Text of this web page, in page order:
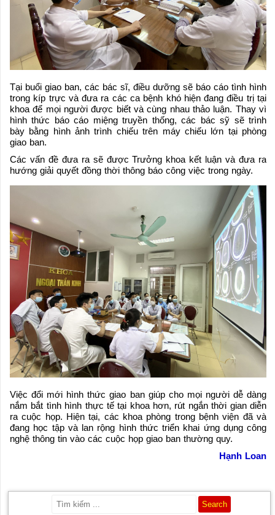
Tại buổi giao ban, các bác sĩ, điều dưỡng sẽ báo cáo tình hình
trong kíp trực và đưa ra các ca bệnh khó hiện đang điều trị tại
khoa để mọi người được biết và cùng nhau thảo luận. Thay vì
hình thức báo cáo miệng truyền thống, các bác sỹ sẽ trình
bày bằng hình ảnh trình chiếu trên máy chiếu lớn tại phòng
giao ban.
Các vấn đề đưa ra sẽ được Trưởng khoa kết luận và đưa ra
hướng giải quyết đồng thời thông báo công việc trong ngày.
Việc đổi mới hình thức giao ban giúp cho mọi người dễ dàng
nắm bắt tình hình thực tế tại khoa hơn, rút ngắn thời gian diễn
ra cuộc họp. Hiện tại, các khoa phòng trong bệnh viện đã và
đang học tập và lan rộng hình thức triển khai ứng dụng công
nghệ thông tin vào các cuộc họp giao ban thường quy.
Hạnh Loan